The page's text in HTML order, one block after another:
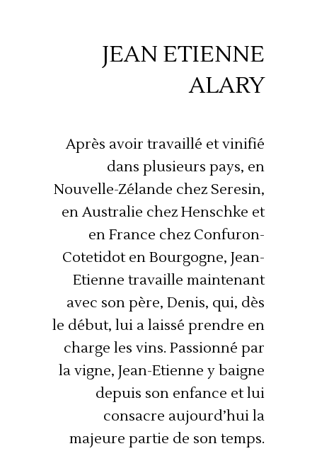
JEAN ETIENNE
ALARY
Après avoir travaillé et vinifié
dans plusieurs pays, en
Nouvelle-Zélande chez Seresin,
en Australie chez Henschke et
en France chez Confuron-
Cotetidot en Bourgogne, Jean-
Etienne travaille maintenant
avec son père, Denis, qui, dès
le début, lui a laissé prendre en
charge les vins. Passionné par
la vigne, Jean-Etienne y baigne
depuis son enfance et lui
consacre aujourd’hui la
majeure partie de son temps.